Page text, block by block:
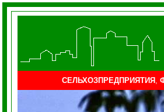
СЕЛЬХОЗПРЕДПРИЯТИЯ ,